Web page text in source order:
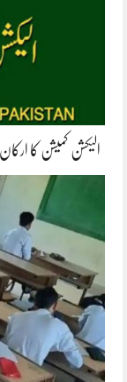
الیکشن کمیشن کا